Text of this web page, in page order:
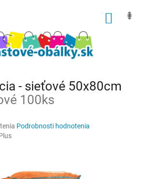
- sieťové 50x80cm
100ks
Podrobnosti hodnotenia